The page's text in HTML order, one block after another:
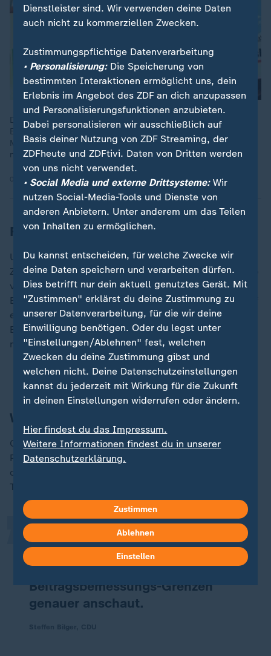
Den gesetzlichen Krankenversicherungen könnte laut
Expertengremium 2025 eine Finanzierungslücke von 47
Milliarden Euro entstehen. Dabei zahlen die Beitragszahler
nicht nur für Ärzte und Medizin.
03.06.2025 | 8:02 min
Für wen wird es billiger?
Untere und mittlere Einkommen werden laut Bild-
Zeitung entlastet. Eine Familie mit einem Monatsbrutto
von 5.000 Euro kommt wegen steigender
Beitragsbemessungsgrenze und neuen Steuertarifs auf
ein Plus von 12,50 Euro. Sogar ein Single mit 5.500
Euro brutto im Monat hat demnach künftig 12,42 Euro
mehr.
Ist der Sozialstaat wirklich zu teuer?
Welche Reaktionen gibt es?
CDU-Abgeordnete wie Unions-
Parlamentsgeschäftsführer Steffen Bilger verteidigen
die geplante Anpassung. Bilger sagt dem
Tagesspiegel:
Mit Blick auf die gestiegenen Löhne
ist es nachvollziehbar, dass die
Bundesregierung sich die
Beitragsbemessungs-Grenzen
genauer anschaut.
„
Dienstleister sind. Wir verwenden deine Daten
auch nicht zu kommerziellen Zwecken.
Zustimmungspflichtige Datenverarbeitung
• Personalisierung:Die Speicherung von
bestimmten Interaktionen ermöglicht uns, dein
Erlebnis im Angebot des ZDF an dich anzupassen
und Personalisierungsfunktionen anzubieten.
Dabei personalisieren wir ausschließlich auf
Basis deiner Nutzung von ZDF Streaming, der
ZDFheute und ZDFtivi. Daten von Dritten werden
von uns nicht verwendet.
• Social Media und externe Drittsysteme:Wir
nutzen Social-Media-Tools und Dienste von
anderen Anbietern. Unter anderem um das Teilen
von Inhalten zu ermöglichen.
Du kannst entscheiden, für welche Zwecke wir
deine Daten speichern und verarbeiten dürfen.
Dies betrifft nur dein aktuell genutztes Gerät. Mit
"Zustimmen" erklärst du deine Zustimmung zu
unserer Datenverarbeitung, für die wir deine
Einwilligung benötigen. Oder du legst unter
"Einstellungen/Ablehnen" fest, welchen
Zwecken du deine Zustimmung gibst und
welchen nicht. Deine Datenschutzeinstellungen
kannst du jederzeit mit Wirkung für die Zukunft
in deinen Einstellungen widerrufen oder ändern.
Hier findest du das Impressum.
Weitere Informationen findest du in unserer
Datenschutzerklärung.
Zustimmen
Ablehnen
Einstellen